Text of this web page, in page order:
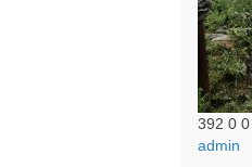
392 0 0
admin